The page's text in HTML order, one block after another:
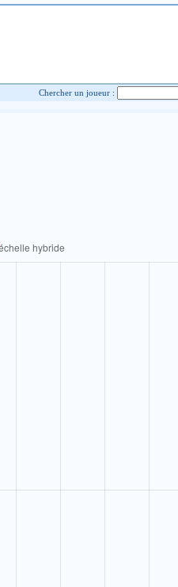
Chercher un joueur :